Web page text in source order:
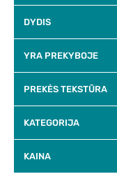
DYDIS
YRA PREKYBOJE
PREKĖS TEKSTŪRA
KATEGORIJA
KAINA